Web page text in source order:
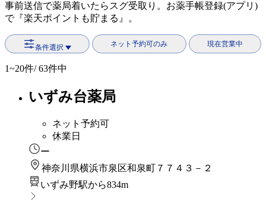
事前送信で薬局着いたらスグ受取り。お薬手帳登録(アプリ)
で『楽天ポイントも貯まる』。
条件選択 ネット予約可のみ 現在営業中
1~20件/ 63件中
いずみ台薬局
ネット予約可
休業日
ー
神奈川県横浜市泉区和泉町７７４３－２
いずみ野駅から834m